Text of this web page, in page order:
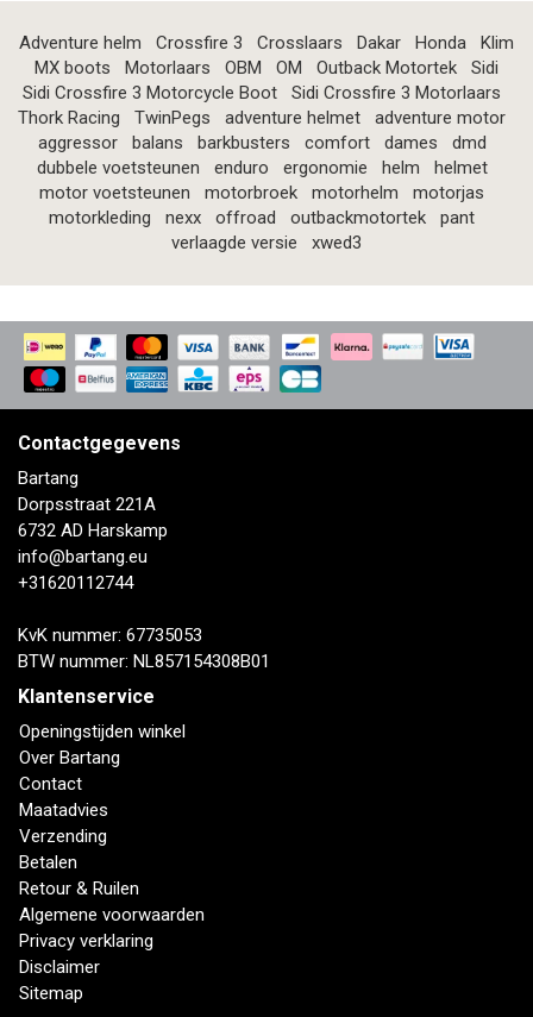
Adventure helm Crossfire 3 Crosslaars Dakar Honda
Klim
MX boots
Motorlaars OBM OM Outback Motortek
Sidi
Sidi Crossfire 3 Motorcycle Boot
Sidi Crossfire 3 Motorlaars
Thork Racing
TwinPegs adventure helmet
adventure motor
aggressor
balans barkbusters comfort dames
dmd
dubbele voetsteunen
enduro ergonomie helm
helmet
motor voetsteunen
motorbroek motorhelm
motorjas
motorkleding
nexx offroad outbackmotortek
pant
verlaagde versie
xwed3
Contactgegevens
Bartang
Dorpsstraat 221A
6732 AD Harskamp
info@bartang.eu
+31620112744
KvK nummer: 67735053
BTW nummer: NL857154308B01
Klantenservice
Openingstijden winkel
Over Bartang
Contact
Maatadvies
Verzending
Betalen
Retour & Ruilen
Algemene voorwaarden
Privacy verklaring
Disclaimer
Sitemap